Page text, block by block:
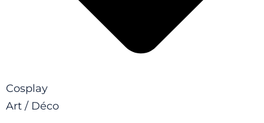
Cosplay
Art / Déco